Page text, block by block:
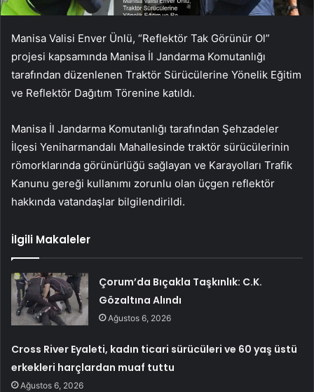
Manisa Valisi Enver Ünlü, “Reflektör Tak Görünür Ol”
projesi kapsamında Manisa İl Jandarma Komutanlığı
tarafından düzenlenen Traktör Sürücülerine Yönelik Eğitim
ve Reflektör Dağıtım Törenine katıldı.
Manisa İl Jandarma Komutanlığı tarafından Şehzadeler
İlçesi Yeniharmandalı Mahallesinde traktör sürücülerinin
römorklarında görünürlüğü sağlayan ve Karayolları Trafik
Kanunu gereği kullanımı zorunlu olan üçgen reflektör
hakkında vatandaşlar bilgilendirildi.
İlgili Makaleler
Çorum’da Bıçakla Taşkınlık: C.K.
Gözaltına Alındı
Ağustos 6, 2026
Cross River Eyaleti, kadın ticari sürücüleri ve 60 yaş üstü
erkekleri harçlardan muaf tuttu
Ağustos 6, 2026